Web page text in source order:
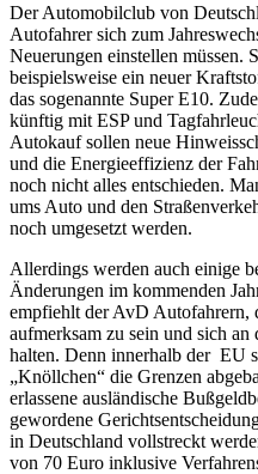
Der Automobilclub von
Autofahrer sich zum
Neuerungen einstellen müssen.
beispielsweise ein neuer
das sogenannte Super E10.
künftig mit ESP und
Autokauf sollen neue
und die Energieeffizienz der
noch nicht alles entschieden.
ums Auto und den
noch umgesetzt werden.
Allerdings werden auch einige
Änderungen im kommenden
empfiehlt der AvD Autofahrern,
aufmerksam zu sein und sich
halten. Denn innerhalb der EU
„Knöllchen“ die Grenzen
erlassene ausländische
gewordene
in Deutschland vollstreckt
von 70 Euro inklusive